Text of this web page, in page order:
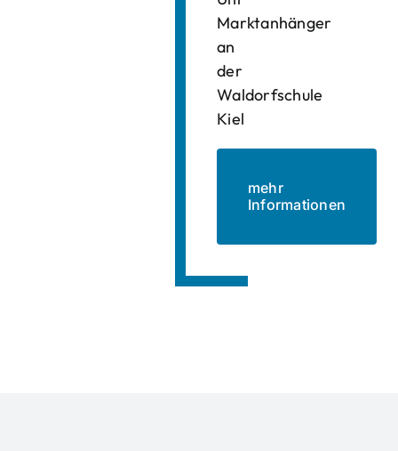
Marktanhänger
an
der
Waldorfschule
Kiel
mehr
Informationen